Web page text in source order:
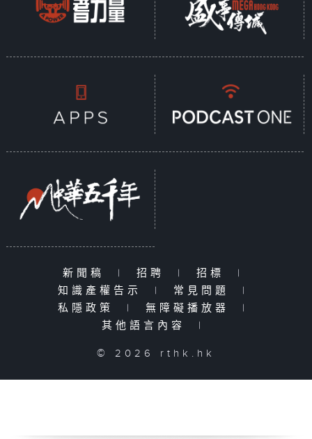
新聞稿 | 招聘 | 招標
|
知識產權告示
| 常見問題
|
私隱政策
| 無障礙播放器
|
其他語言內容
|
© 2026 rthk.hk